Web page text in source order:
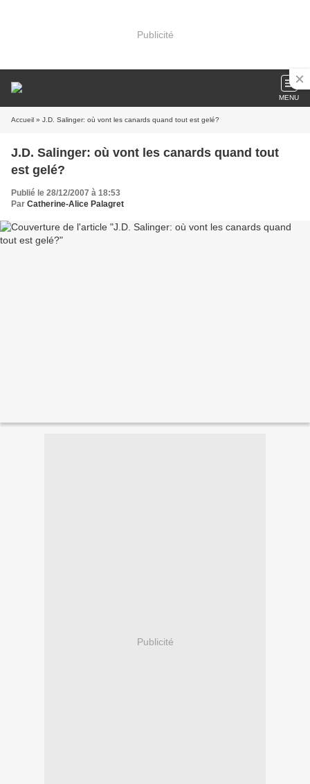
Publicité
MENU
Accueil » J.D. Salinger: où vont les canards quand tout est gelé?
J.D. Salinger: où vont les canards quand tout
est gelé?
Publié le 28/12/2007 à 18:53
Par Catherine-Alice Palagret
Publicité